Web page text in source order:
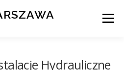
Menu
Hydrauliczne